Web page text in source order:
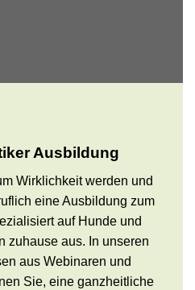
Ausbildung
Wirklichkeit werden und
eine Ausbildung zum
auf Hunde und
zuhause aus. In unseren
aus Webinaren und
Sie, eine ganzheitliche